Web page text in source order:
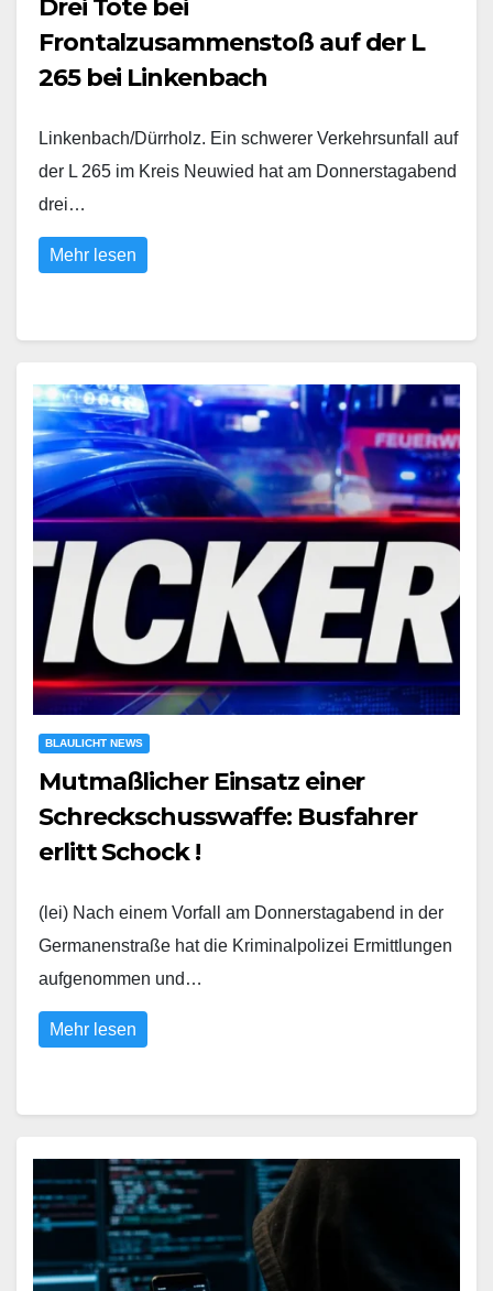
Drei Tote bei
Frontalzusammenstoß auf der L
265 bei Linkenbach
Linkenbach/Dürrholz. Ein schwerer Verkehrsunfall auf
der L 265 im Kreis Neuwied hat am Donnerstagabend
drei…
Mehr lesen
BLAULICHT NEWS
Mutmaßlicher Einsatz einer
Schreckschusswaffe: Busfahrer
erlitt Schock !
(lei) Nach einem Vorfall am Donnerstagabend in der
Germanenstraße hat die Kriminalpolizei Ermittlungen
aufgenommen und…
Mehr lesen